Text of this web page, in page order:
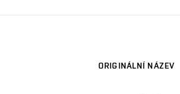
ORIGINÁLNÍ NÁZEV